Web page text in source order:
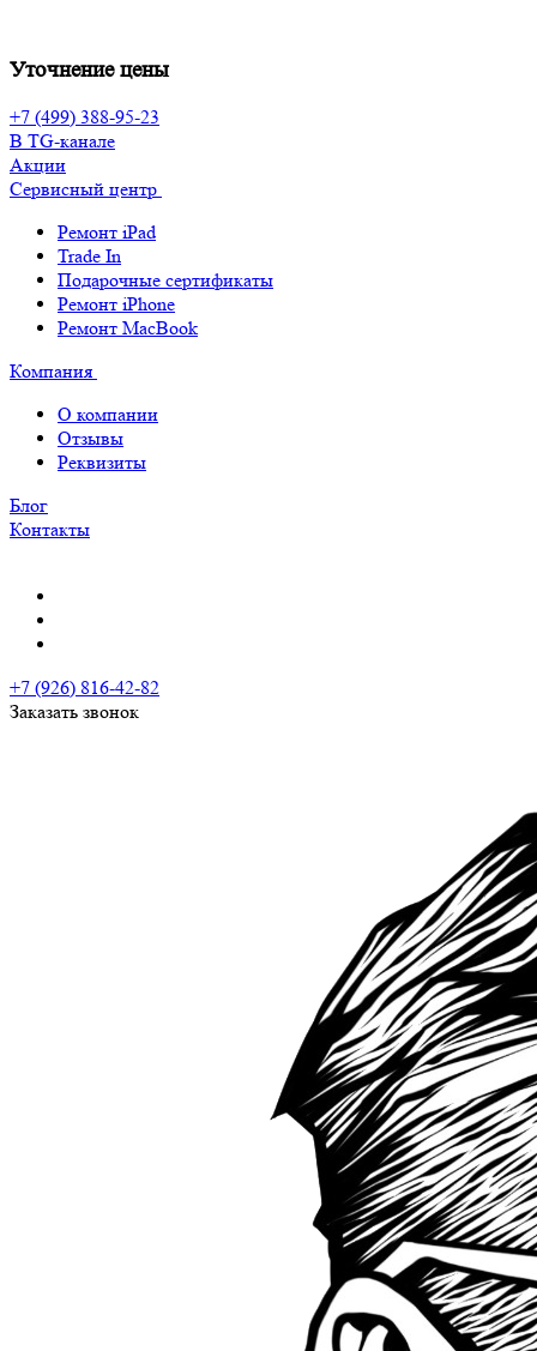
Уточнение цены
+7 (499) 388-95-23
В TG-канале
Акции
Сервисный центр
Ремонт iPad
Trade In
Подарочные сертификаты
Ремонт iPhone
Ремонт MacBook
Компания
О компании
Отзывы
Реквизиты
Блог
Контакты
+7 (926) 816-42-82
Заказать звонок